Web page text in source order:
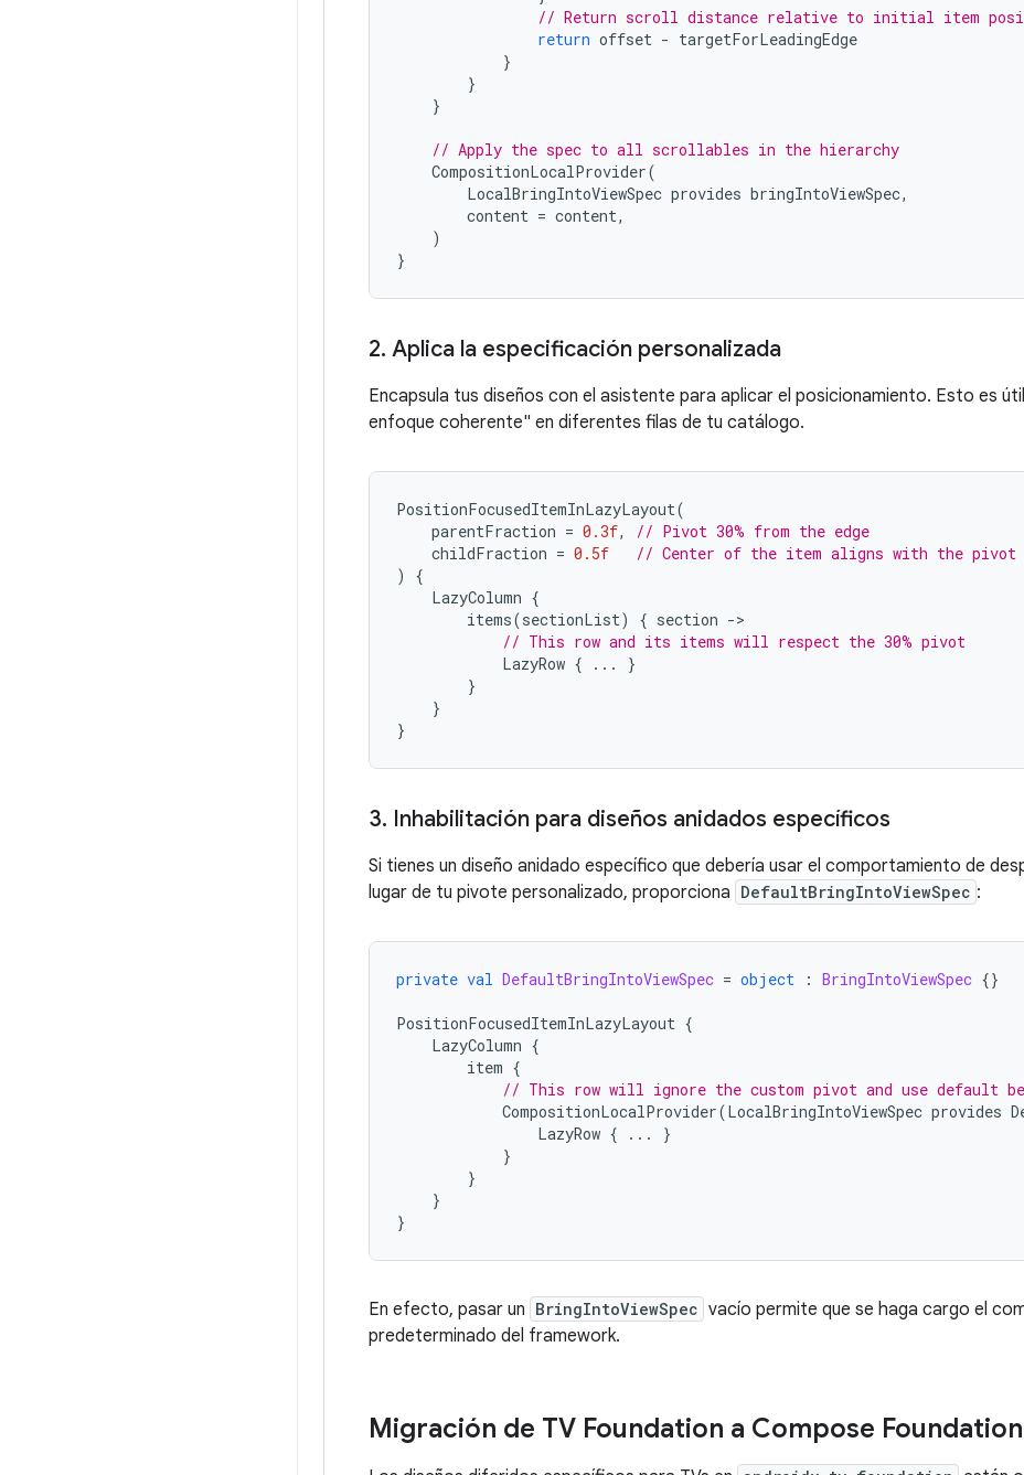
// Return scroll distance relative to initial item
return offset - targetForLeadingEdge
}
}
}
// Apply the spec to all scrollables in the hierarchy
CompositionLocalProvider(
LocalBringIntoViewSpec provides bringIntoViewSpec,
content = content,
)
}
2. Aplica la especificación personalizada
Encapsula tus diseños con el asistente para aplicar el posicionamiento. Esto es
enfoque coherente" en diferentes filas de tu catálogo.
PositionFocusedItemInLazyLayout(
parentFraction = 0.3f,
// Pivot 30% from the edge
childFraction = 0.5f
// Center of the item aligns with the pivot
)
{
LazyColumn {
items(sectionList) { section -
// This row and its items will respect the 30% pivot
LazyRow { ...
}
}
}
}
3. Inhabilitación para diseños anidados específicos
Si tienes un diseño anidado específico que debería usar el comportamiento de
lugar de tu pivote personalizado, proporciona DefaultBringIntoViewSpec :
private val DefaultBringIntoViewSpec = object : BringIntoViewSpec {}
PositionFocusedItemInLazyLayout {
LazyColumn {
item {
// This row will ignore the custom pivot and use default
CompositionLocalProvider(LocalBringIntoViewSpec provides
LazyRow { ...
}
}
}
}
}
En efecto, pasar un BringIntoViewSpec vacío permite que se haga cargo el
predeterminado del framework.
Migración de TV Foundation a Compose Foundation